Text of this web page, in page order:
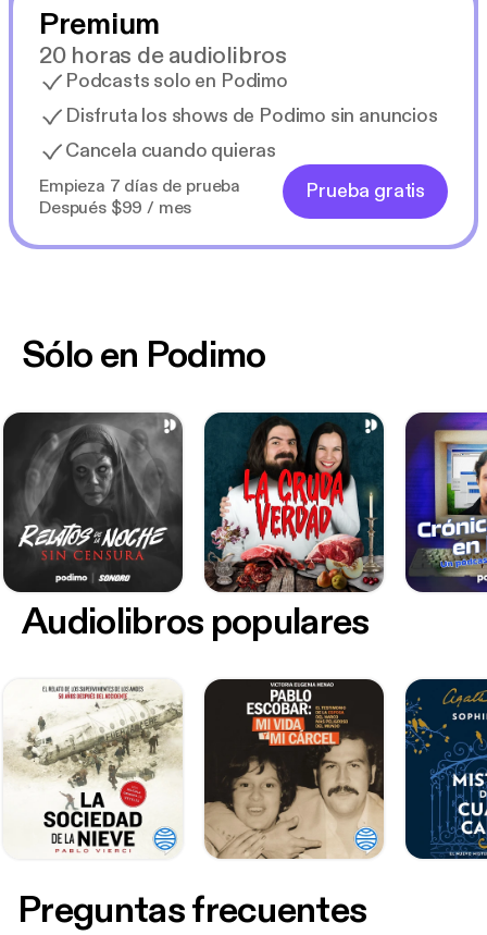
Premium
20 horas de audiolibros
Podcasts solo en Podimo
Disfruta los shows de Podimo sin anuncios
Cancela cuando quieras
Empieza 7 días de prueba
Después $99 / mes
Prueba gratis
Sólo en Podimo
Audiolibros populares
Preguntas frecuentes